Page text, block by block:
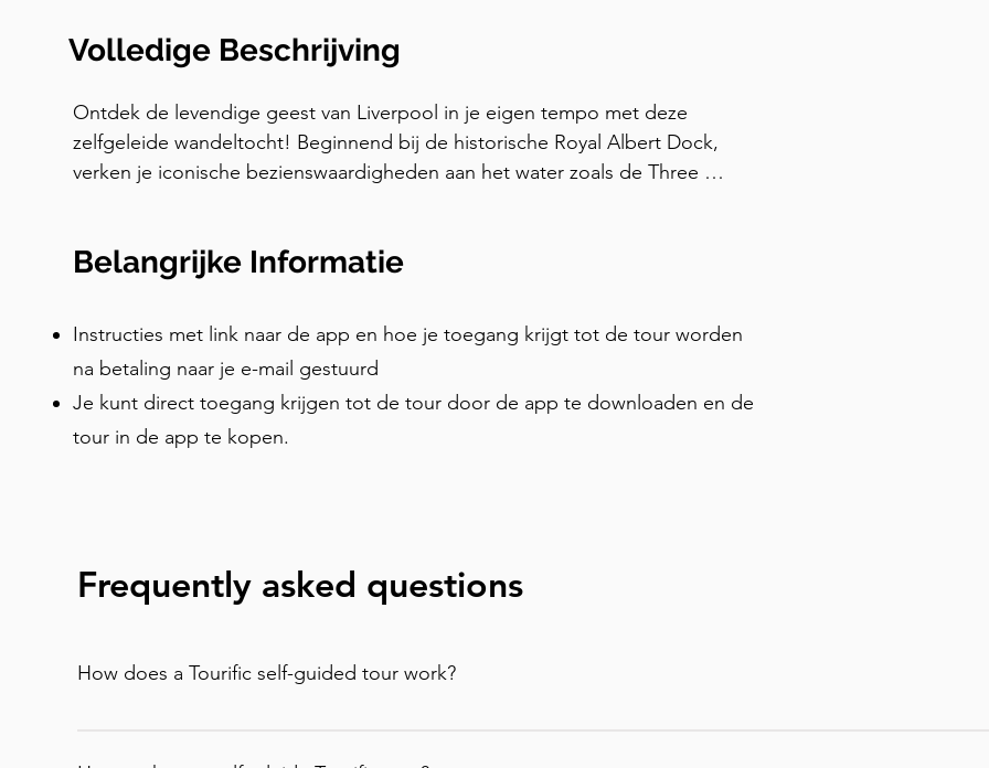
Volledige Beschrijving
Ontdek de levendige geest van Liverpool in je eigen tempo met deze
zelfgeleide wandeltocht! Beginnend bij de historische Royal Albert Dock,
verken je iconische bezienswaardigheden aan het water zoals de Three
Beatles geschiedenis schreven. Je zult ook versteld staan van grandioze
Bombed Out Church en door Europa’s oudste Chinatown dwalen. Perfect
voor een eerste bezoek aan Liverpool, deze tour stelt je in staat om de
verschillende invloeden te ontdekken die de stad hebben gevormd in je eigen
tempo.
Belangrijke Informatie
Instructies met link naar de app en hoe je toegang krijgt tot de tour worden
na betaling naar je e-mail gestuurd
Je kunt direct toegang krijgen tot de tour door de app te downloaden en de
tour in de app te kopen.
Frequently asked questions
How does a Tourific self-guided tour work?